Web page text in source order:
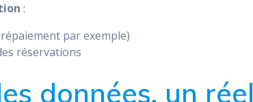
:
par exemple)
réservations
données, un réel